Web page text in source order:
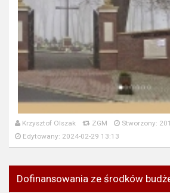
Krzysztof Olszak ZGM
Stworzony:
Edytowany: 2024-02-29 13:13
Dofinansowania ze środków